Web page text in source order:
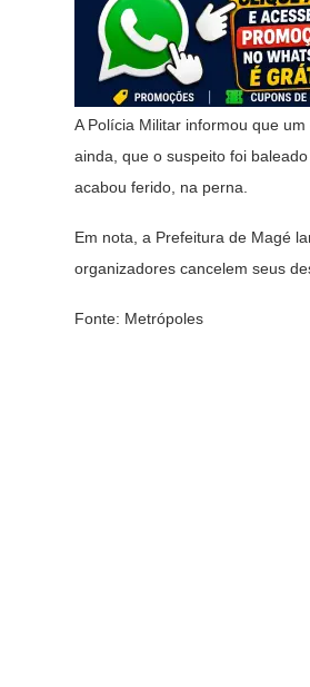
A Polícia Militar informou que
ainda, que o suspeito foi
acabou ferido, na perna.
Em nota, a Prefeitura de Magé
organizadores cancelem seus
Fonte: Metrópoles